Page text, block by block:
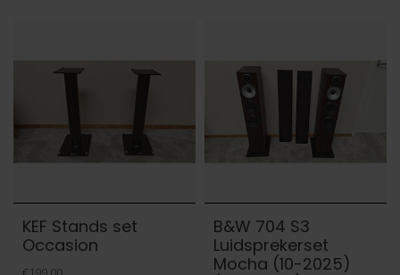
KEF Stands set
Occasion
B&W 704 S3
Luidsprekerset
Mocha (10-2025)